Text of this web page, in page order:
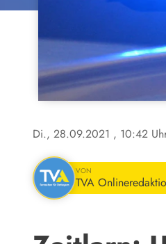
Di., 28.09.2021 , 10:42
VON
TVA